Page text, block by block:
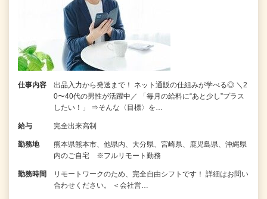
仕事内容
出品入力から発送まで！ ネット通販の仕組みが学べる◎ ＼2
0〜40代の男性が活躍中／ 「毎月の給料に“あと少し”プラス
したい！」 ⇒そんな〈目標〉を…
給与 完全出来高制
勤務地
熊本県熊本市、他県内、大分県、宮崎県、鹿児島県、沖縄県
内のご自宅 ※フルリモート勤務
勤務時間
リモートワークのため、完全自由シフトです！ 詳細はお問い
合わせください。 ＜会社営…